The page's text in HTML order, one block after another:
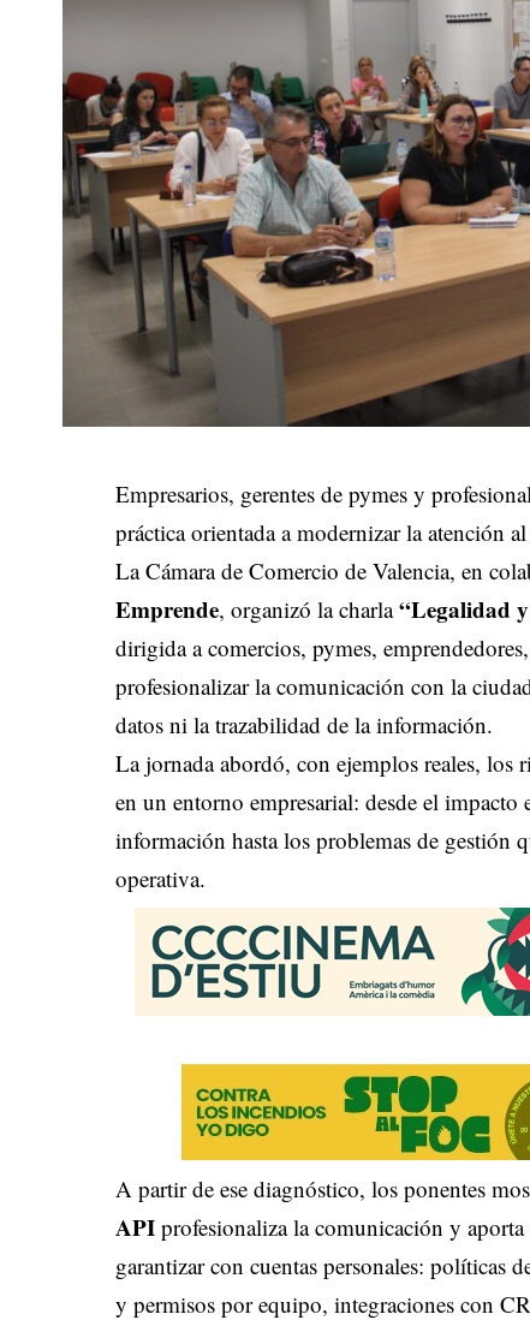
Empresarios, gerentes de pymes y
práctica orientada a modernizar la atención
La Cámara de Comercio de Valencia, en
Emprende, organizó la charla“Legalidad
dirigida a comercios, pymes,
profesionalizar la comunicación con la
datos ni la trazabilidad de la información.
La jornada abordó, con ejemplos reales,
en un entorno empresarial: desde el
información hasta los problemas de gestión
operativa.
A partir de ese diagnóstico, los ponentes
API profesionaliza la comunicación y
garantizar con cuentas personales: políticas
y permisos por equipo, integraciones con